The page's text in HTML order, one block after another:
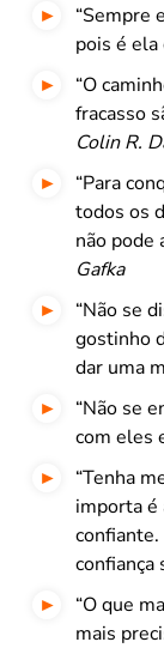
“Sempre
pois é ela
“O
fracasso
Colin R.
“Para
todos os
não pode
Gafka
“Não se
gostinho
dar uma
“Não se
com eles
“Tenha
importa é
confiança
“O que
mais